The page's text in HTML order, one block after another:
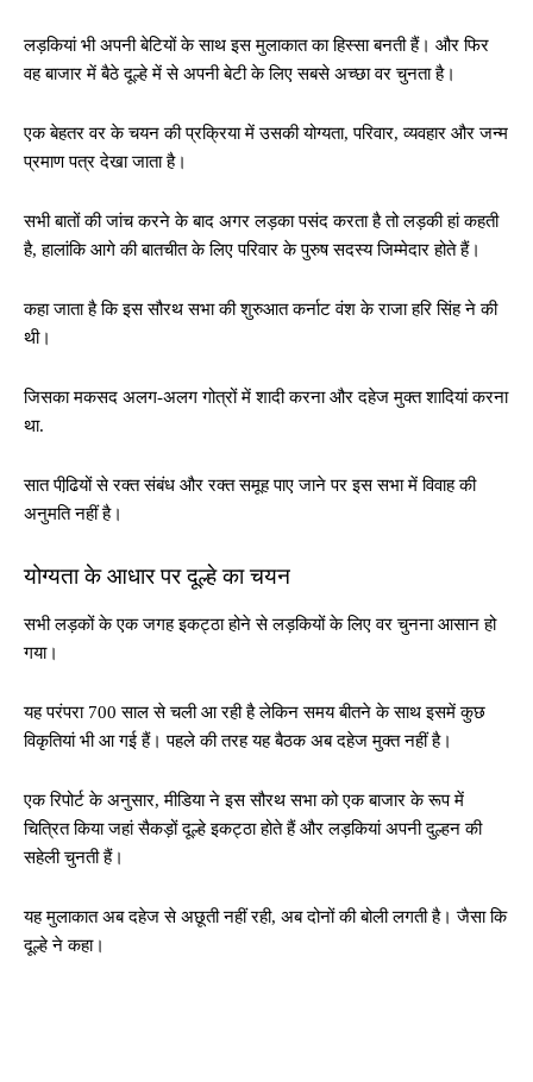
लड़कियां भी अपनी बेटियों के साथ इस मुलाकात का हिस्सा बनती हैं। और फिर
वह बाजार में बैठे दूल्हे में से अपनी बेटी के लिए सबसे अच्छा वर चुनता है।
एक बेहतर वर के चयन की प्रक्रिया में उसकी योग्यता, परिवार, व्यवहार और जन्म
प्रमाण पत्र देखा जाता है।
सभी बातों की जांच करने के बाद अगर लड़का पसंद करता है तो लड़की हां कहती
है, हालांकि आगे की बातचीत के लिए परिवार के पुरुष सदस्य जिम्मेदार होते हैं।
कहा जाता है कि इस सौरथ सभा की शुरुआत कर्नाट वंश के राजा हरि सिंह ने की
थी।
जिसका मकसद अलग-अलग गोत्रों में शादी करना और दहेज मुक्त शादियां करना
था.
सात पीढि़यों से रक्त संबंध और रक्त समूह पाए जाने पर इस सभा में विवाह की
अनुमति नहीं है।
योग्यता के आधार पर दूल्हे का चयन
सभी लड़कों के एक जगह इकट्ठा होने से लड़कियों के लिए वर चुनना आसान हो
गया।
यह परंपरा 700 साल से चली आ रही है लेकिन समय बीतने के साथ इसमें कुछ
विकृतियां भी आ गई हैं। पहले की तरह यह बैठक अब दहेज मुक्त नहीं है।
एक रिपोर्ट के अनुसार, मीडिया ने इस सौरथ सभा को एक बाजार के रूप में
चित्रित किया जहां सैकड़ों दूल्हे इकट्ठा होते हैं और लड़कियां अपनी दुल्हन की
सहेली चुनती हैं।
यह मुलाकात अब दहेज से अछूती नहीं रही, अब दोनों की बोली लगती है। जैसा कि
दूल्हे ने कहा।